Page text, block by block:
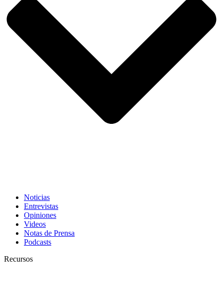
Noticias
Entrevistas
Opiniones
Videos
Notas de Prensa
Podcasts
Recursos